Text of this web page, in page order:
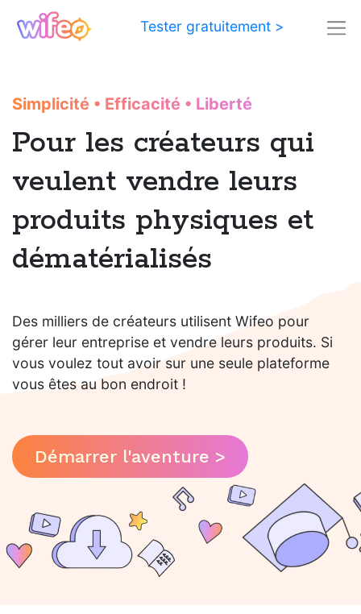
Tester gratuitement >
Simplicité • Efficacité • Liberté
Pour les créateurs qui
veulent vendre leurs
produits physiques et
dématérialisés
Des milliers de créateurs utilisent Wifeo pour
gérer leur entreprise et vendre leurs produits. Si
vous voulez tout avoir sur une seule plateforme
vous êtes au bon endroit !
Démarrer l'aventure >